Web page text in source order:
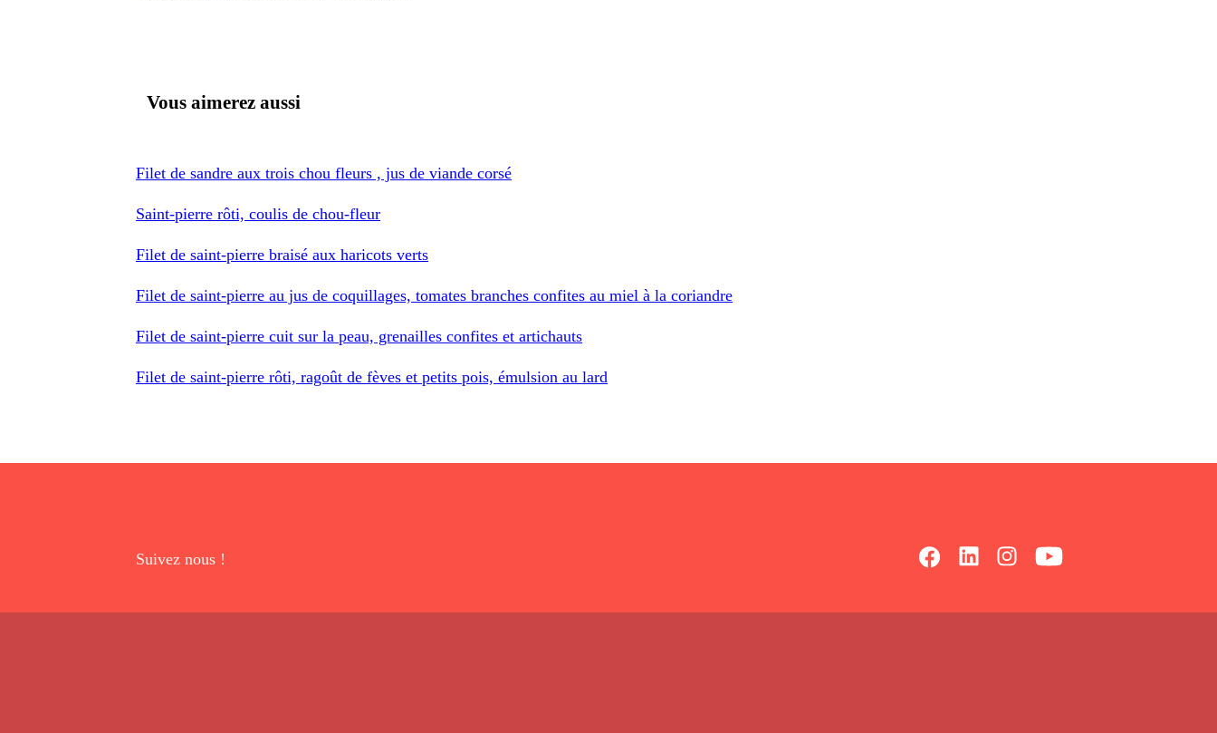
Vous aimerez aussi
Filet de sandre aux trois chou fleurs , jus de viande corsé
Saint-pierre rôti, coulis de chou-fleur
Filet de saint-pierre braisé aux haricots verts
Filet de saint-pierre au jus de coquillages, tomates branches confites au miel à la coriandre
Filet de saint-pierre cuit sur la peau, grenailles confites et artichauts
Filet de saint-pierre rôti, ragoût de fèves et petits pois, émulsion au lard
Suivez nous !